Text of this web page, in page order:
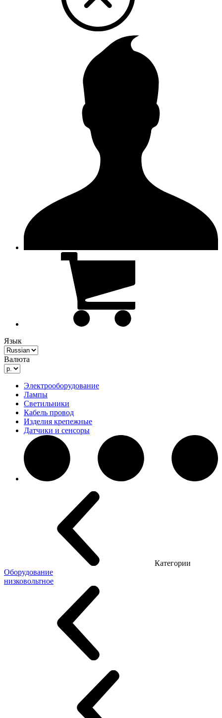
Язык
Валюта
Электрооборудование
Лампы
Светильники
Кабель провод
Изделия крепежные
Датчики и сенсоры
Категории
Оборудование
низковольтное